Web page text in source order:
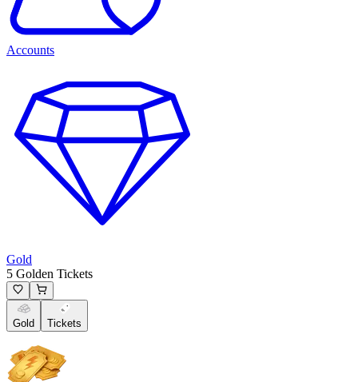
Accounts
Gold
5 Golden Tickets
Gold Tickets